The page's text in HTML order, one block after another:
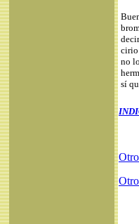
cirio
no
sí